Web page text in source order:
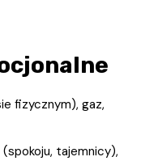
fizycznym), gaz,
(spokoju, tajemnicy),